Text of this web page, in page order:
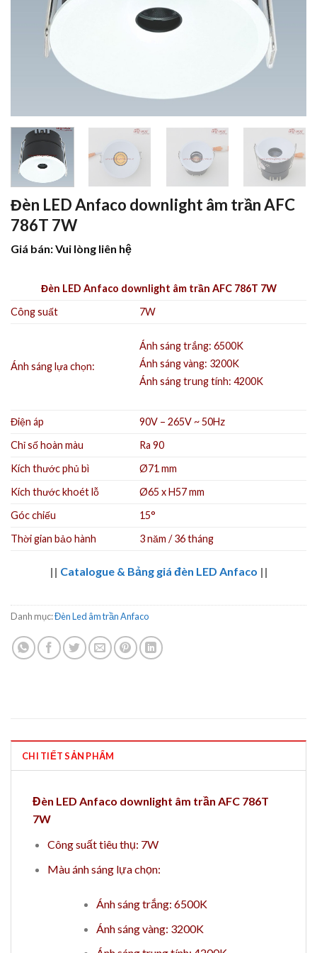
Đèn LED Anfaco downlight âm trần AFC
786T 7W
Giá bán: Vui lòng liên hệ
Đèn LED Anfaco downlight âm trần AFC 786T 7W
Công suất
7W
Ánh sáng lựa chọn:
Ánh sáng trắng: 6500K
Ánh sáng vàng: 3200K
Ánh sáng trung tính: 4200K
Điện áp
90V – 265V ~ 50Hz
Chỉ số hoàn màu
Ra 90
Kích thước phủ bì
Ø71 mm
Kích thước khoét lỗ
Ø65 x H57 mm
Góc chiếu
15°
Thời gian bảo hành
3 năm / 36 tháng
|| Catalogue & Bảng giá đèn LED Anfaco ||
Danh mục:Đèn Led âm trần Anfaco
CHI TIẾT SẢN PHẨM
Đèn LED Anfaco downlight âm trần AFC 786T
7W
Công suất tiêu thụ: 7W
Màu ánh sáng lựa chọn:
Ánh sáng trắng: 6500K
Ánh sáng vàng: 3200K